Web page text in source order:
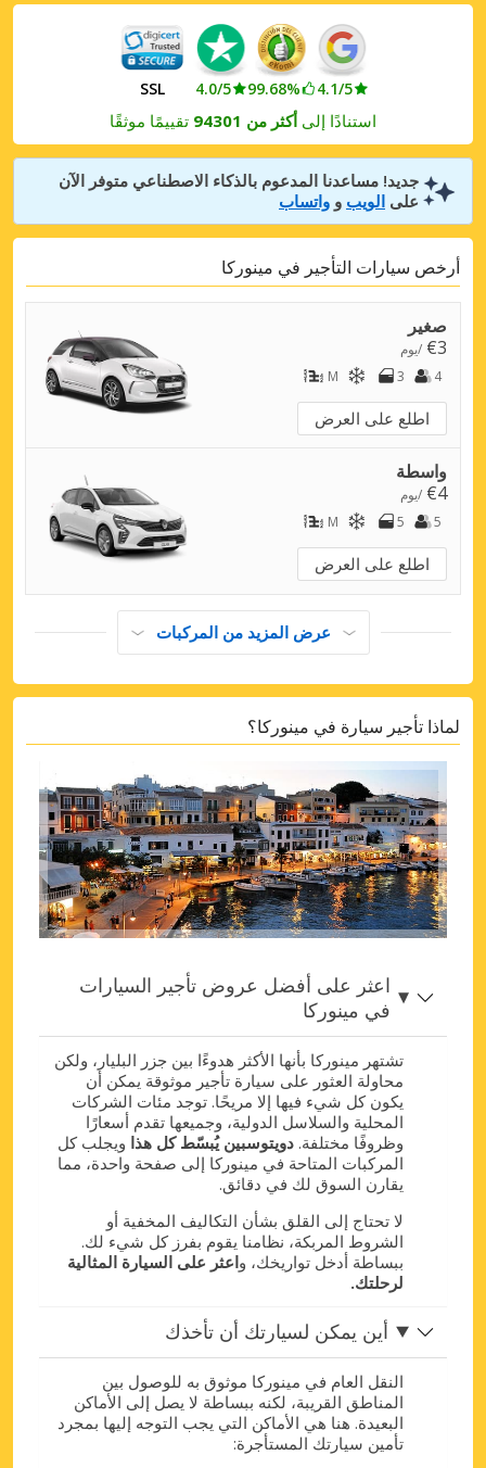
مينوركا، كالا إن بوش
مينوركا، كالا إن بوش, إسبانيا
مينوركا، كالا إن فوركات
مينوركا، كالا إن فوركات, إسبانيا
مينوركا، كالا بلانكا
مينوركا، كالا بلانكا, إسبانيا
مينوركا، كالا غالدانا
مينوركا، كالا غالدانا, إسبانيا
مينوركا، كالا كانوتيلز, إسبانيا
مينوركا، ماهون
مينوركا، ماهون, إسبانيا
4.1/5
99.68%
4.0/5
SSL
استنادًا إلى أكثر من 94301 تقييمًا موثقًا
جديد! مساعدنا المدعوم بالذكاء الاصطناعي متوفر الآن
على الويب و واتساب
أرخص سيارات التأجير في مينوركا
صغير
€3 /يوم
4
3
M
اطلع على العرض
واسطة
€4 /يوم
5
5
M
اطلع على العرض
عرض المزيد من المركبات
لماذا تأجير سيارة في مينوركا؟
اعثر على أفضل عروض تأجير السيارات
في مينوركا
تشتهر مينوركا بأنها الأكثر هدوءًا بين جزر البليار، ولكن
محاولة العثور على سيارة تأجير موثوقة يمكن أن
يكون كل شيء فيها إلا مريحًا. توجد مئات الشركات
المحلية والسلاسل الدولية، وجميعها تقدم أسعارًا
وظروفًا مختلفة. دويتوسبين يُبسّط كل هذا ويجلب كل
المركبات المتاحة في مينوركا إلى صفحة واحدة، مما
يقارن السوق لك في دقائق.
لا تحتاج إلى القلق بشأن التكاليف المخفية أو
الشروط المربكة، نظامنا يقوم بفرز كل شيء لك.
ببساطة أدخل تواريخك، واعثر على السيارة المثالية
لرحلتك.
أين يمكن لسيارتك أن تأخذك
النقل العام في مينوركا موثوق به للوصول بين
المناطق القريبة، لكنه ببساطة لا يصل إلى الأماكن
البعيدة. هنا هي الأماكن التي يجب التوجه إليها بمجرد
تأمين سيارتك المستأجرة: